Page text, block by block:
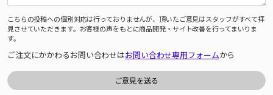
こちらの投稿への個別対応は行っておりませんが、頂いたご意見はスタッフがすべて拝
見させていただきます。お客様の声をもとに商品開発・サイト改善を行ってまいりま
す。
ご注文にかかわるお問い合わせはお問い合わせ専用フォームから